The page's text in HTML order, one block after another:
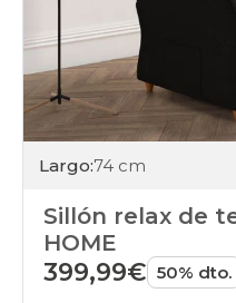
Largo:74 cm
Sillón relax de
HOME
399,99€ 50% dto.